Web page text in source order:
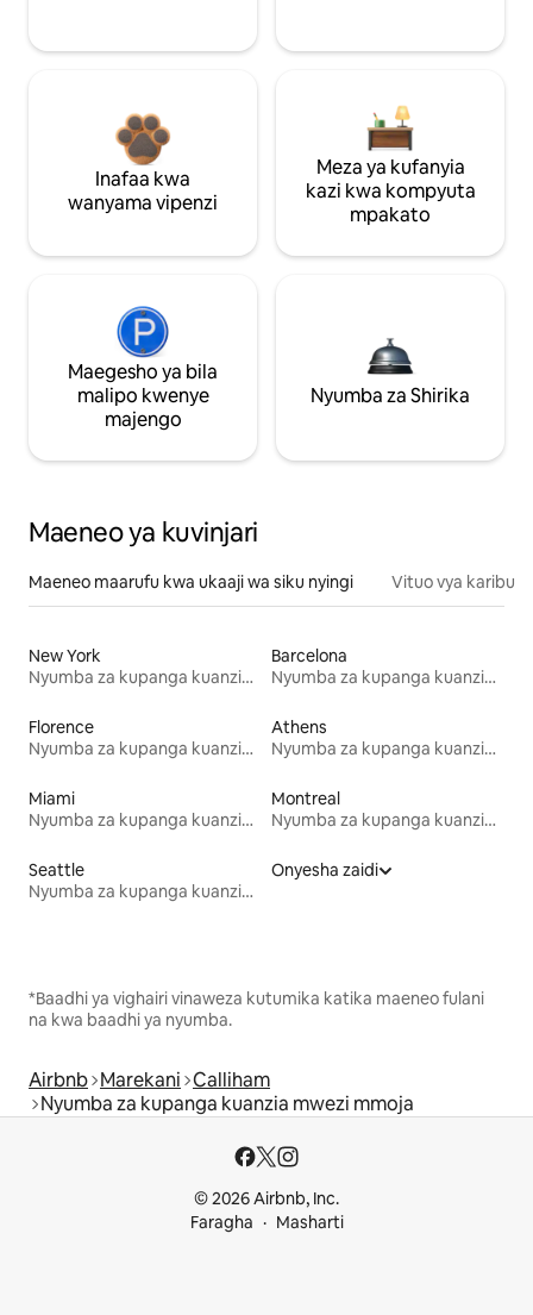
Inafaa kwa
wanyama vipenzi
Meza ya kufanyia
kazi kwa kompyuta
mpakato
Maegesho ya bila
malipo kwenye
majengo
Nyumba za Shirika
Maeneo ya kuvinjari
Maeneo maarufu kwa ukaaji wa siku nyingi Vituo vya karibu
New York
Nyumba za kupanga kuanzia mwezi mmoja
Barcelona
Nyumba za kupanga kuanzia mwezi mmoja
Florence
Nyumba za kupanga kuanzia mwezi mmoja
Athens
Nyumba za kupanga kuanzia mwezi mmoja
Miami
Nyumba za kupanga kuanzia mwezi mmoja
Montreal
Nyumba za kupanga kuanzia mwezi mmoja
Seattle
Nyumba za kupanga kuanzia mwezi mmoja
Onyesha zaidi
*Baadhi ya vighairi vinaweza kutumika katika maeneo fulani
na kwa baadhi ya nyumba.
Airbnb Marekani Calliham
Nyumba za kupanga kuanzia mwezi mmoja
© 2026 Airbnb, Inc.
Faragha
Masharti